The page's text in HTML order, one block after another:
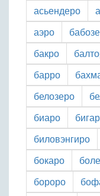
асьендеро
аэро
бакро
барро
белозеро
биаро
биловэнгиро
бокаро
бороро